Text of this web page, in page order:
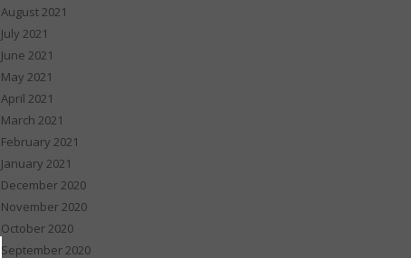
August 2021
July 2021
June 2021
May 2021
April 2021
March 2021
February 2021
January 2021
December 2020
November 2020
October 2020
September 2020